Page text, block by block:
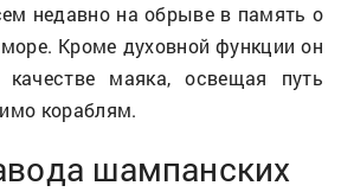
недавно на обрыве в память о
море. Кроме духовной функции он
маяка, освещая путь
кораблям.
шампанских